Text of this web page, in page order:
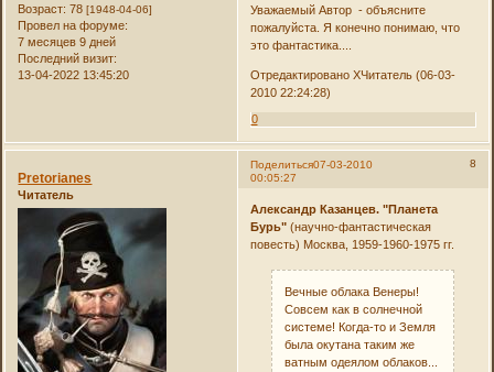
Возраст: 78[1948-04-06]
Провел на форуме:
7 месяцев 9 дней
Последний визит:
13-04-2022 13:45:20
Уважаемый Автор - объясните
пожалуйста. Я конечно понимаю, что
это фантастика....
Отредактировано XЧитатель (06-03-
2010 22:24:28)
0
Поделиться 8
07-03-2010
00:05:27
Pretorianes
Читатель
Александр Казанцев. "Планета
Бурь"(научно-фантастическая
повесть) Москва, 1959-1960-1975 гг.
Вечные облака Венеры!
Совсем как в солнечной
системе! Когда-то и Земля
была окутана таким же
ватным одеялом облаков...